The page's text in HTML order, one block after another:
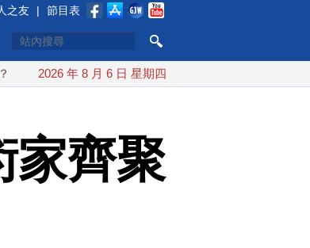
之友 | 節目表
通行費 配合漢光 總統賴清德親登雲豹前進圓山指揮
2026 年 8 月 6 日 星期四
家齊聚